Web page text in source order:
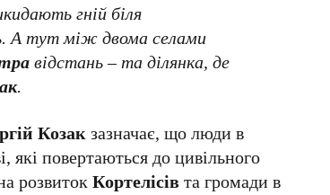
гній біля
А тут між двома селами
відстань – та ділянка, де
.
Козакзазначає, що люди в
які повертаються до цивільного
розвитокКортелісівта громади в